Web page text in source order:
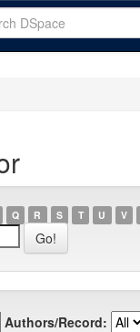
Q R S T U V
Authors/Record: